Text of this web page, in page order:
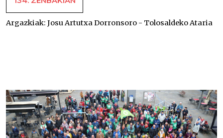
Argazkiak: Josu Artutxa Dorronsoro - Tolosaldeko Ataria